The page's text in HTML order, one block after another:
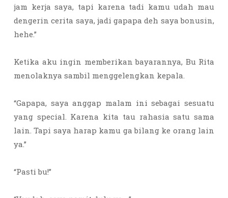
jam kerja saya, tapi karena tadi kamu udah mau
dengerin cerita saya, jadi gapapa deh saya bonusin,
hehe.”
Ketika aku ingin memberikan bayarannya, Bu Rita
menolaknya sambil menggelengkan kepala.
“Gapapa, saya anggap malam ini sebagai sesuatu
yang special. Karena kita tau rahasia satu sama
lain. Tapi saya harap kamu ga bilang ke orang lain
ya.”
“Pasti bu!”